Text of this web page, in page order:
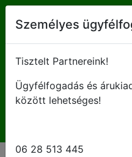
H-P 8 - 16:30
Személyes
Tisztelt Partnereink!
Ügyfélfogadás és
között lehetséges!
06 28 513 445